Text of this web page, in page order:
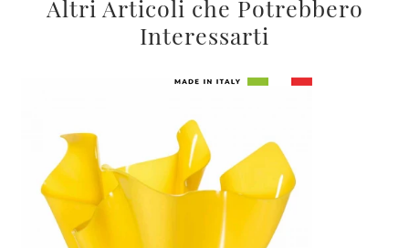
Altri Articoli che Potrebbero
Interessarti